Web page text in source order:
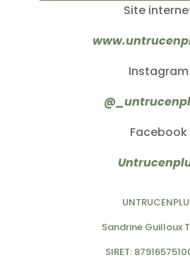
Site
Instagram
Facebook
Sandrine Guilloux
SIRET: